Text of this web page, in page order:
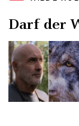
Darf der